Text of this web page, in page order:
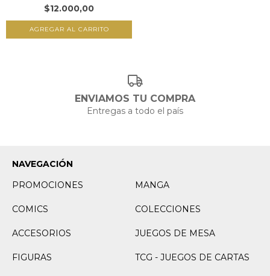
$12.000,00
ENVIAMOS TU COMPRA
Entregas a todo el país
NAVEGACIÓN
PROMOCIONES
MANGA
COMICS COLECCIONES
ACCESORIOS JUEGOS DE MESA
FIGURAS TCG - JUEGOS DE CARTAS